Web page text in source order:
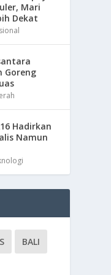
Mari
Dekat
Goreng
Hadirkan
Namun
BALI